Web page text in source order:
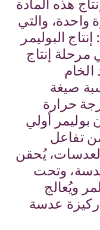
هذه المادة
والتي
البوليمر
مرحلة إنتاج
الخام
صيغة
حرارة
بوليمر أولي
تفاعل
يُحقن
وتحت
ويُعالج
ركيزة عدسة